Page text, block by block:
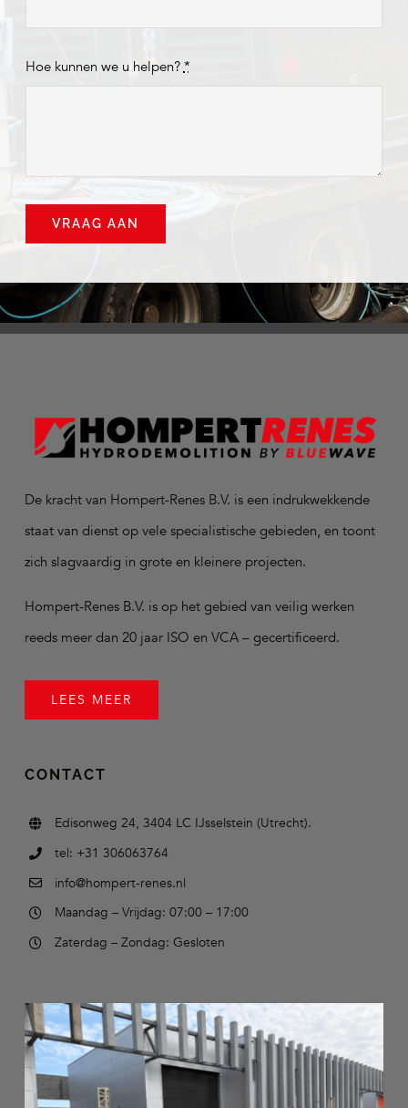
Hoe kunnen we u helpen? *
VRAAG AAN
De kracht van Hompert-Renes B.V. is een indrukwekkende
staat van dienst op vele specialistische gebieden, en toont
zich slagvaardig in grote en kleinere projecten.
Hompert-Renes B.V. is op het gebied van veilig werken
reeds meer dan 20 jaar ISO en VCA – gecertificeerd.
LEES MEER
CONTACT
Edisonweg 24, 3404 LC IJsselstein (Utrecht).
tel: +31 306063764
info@hompert-renes.nl
Maandag – Vrijdag: 07:00 – 17:00
Zaterdag – Zondag: Gesloten